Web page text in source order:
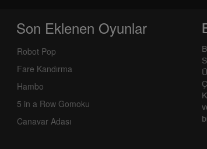
Son Eklenen Oyunlar
Robot Pop
Fare Kandırma
Hambo
5 in a Row Gomoku
Canavar Adası